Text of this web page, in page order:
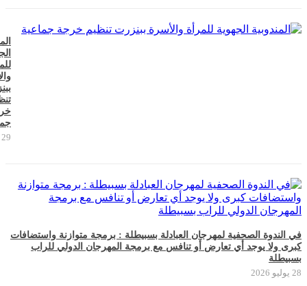
29 يوليو 2026
في الندوة الصحفية لمهرجان العبادلة بسبيطلة : برمجة متوازنة واستضافات
كبرى ولا يوجد أي تعارض أو تنافس مع برمجة المهرجان الدولي للراب
بسبيطلة
28 يوليو 2026